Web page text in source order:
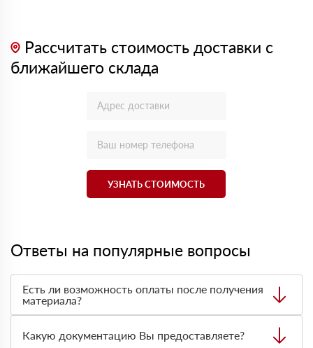
Рассчитать стоимость доставки с
ближайшего склада
УЗНАТЬ СТОИМОСТЬ
Ответы на популярные вопросы
Есть ли возможность оплаты после получения
материала?
оплата по факту получения товара. При этом, если
доставленный товар был ненадлежащего качества, то
Какую документацию Вы предоставляете?